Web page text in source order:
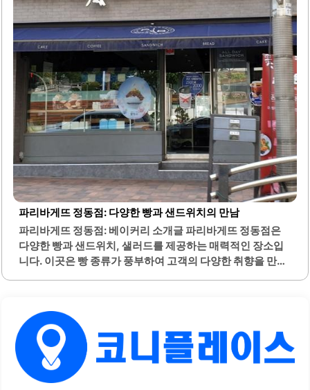
즐기기에 적합합니다. 당일 판매 원칙을 준수하여 항상 신선
한 제품을 제공하며, 고객의 요구에 맞춘 서비스로 높은 만족
도를 자랑합니다. 빵의 종류가 다양하고..
파리바게뜨 정동점: 다양한 빵과 샌드위치의 만남
파리바게뜨 정동점: 베이커리 소개글 파리바게뜨 정동점은
다양한 빵과 샌드위치, 샐러드를 제공하는 매력적인 장소입
니다. 이곳은 빵 종류가 풍부하여 고객의 다양한 취향을 만족
직원들이 상주하여 고객에게 필요한 서비스를 제공합니다.
아침 일찍부터 운영하여 출근길에 간편하게 이용할 수 있는
점도 큰 장점입니다.샌드위치와 샐러드는 신선한 재료로 만
들어져 건강한 식사를 원하는 고객에게 적합합니다. 또한, 다
양한 음료와 함께 제공되어 식사 선택의 폭이 넓습니다. 가격